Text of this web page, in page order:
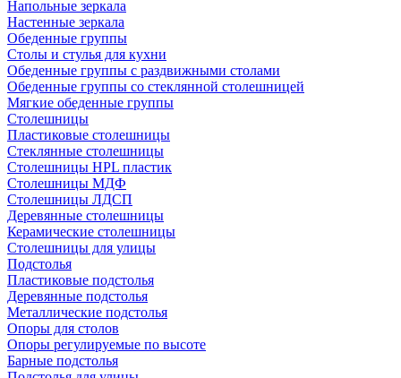
Напольные зеркала
Настенные зеркала
Обеденные группы
Столы и стулья для кухни
Обеденные группы с раздвижными столами
Обеденные группы со стеклянной столешницей
Мягкие обеденные группы
Столешницы
Пластиковые столешницы
Стеклянные столешницы
Столешницы HPL пластик
Столешницы МДФ
Столешницы ЛДСП
Деревянные столешницы
Керамические столешницы
Столешницы для улицы
Подстолья
Пластиковые подстолья
Деревянные подстолья
Металлические подстолья
Опоры для столов
Опоры регулируемые по высоте
Барные подстолья